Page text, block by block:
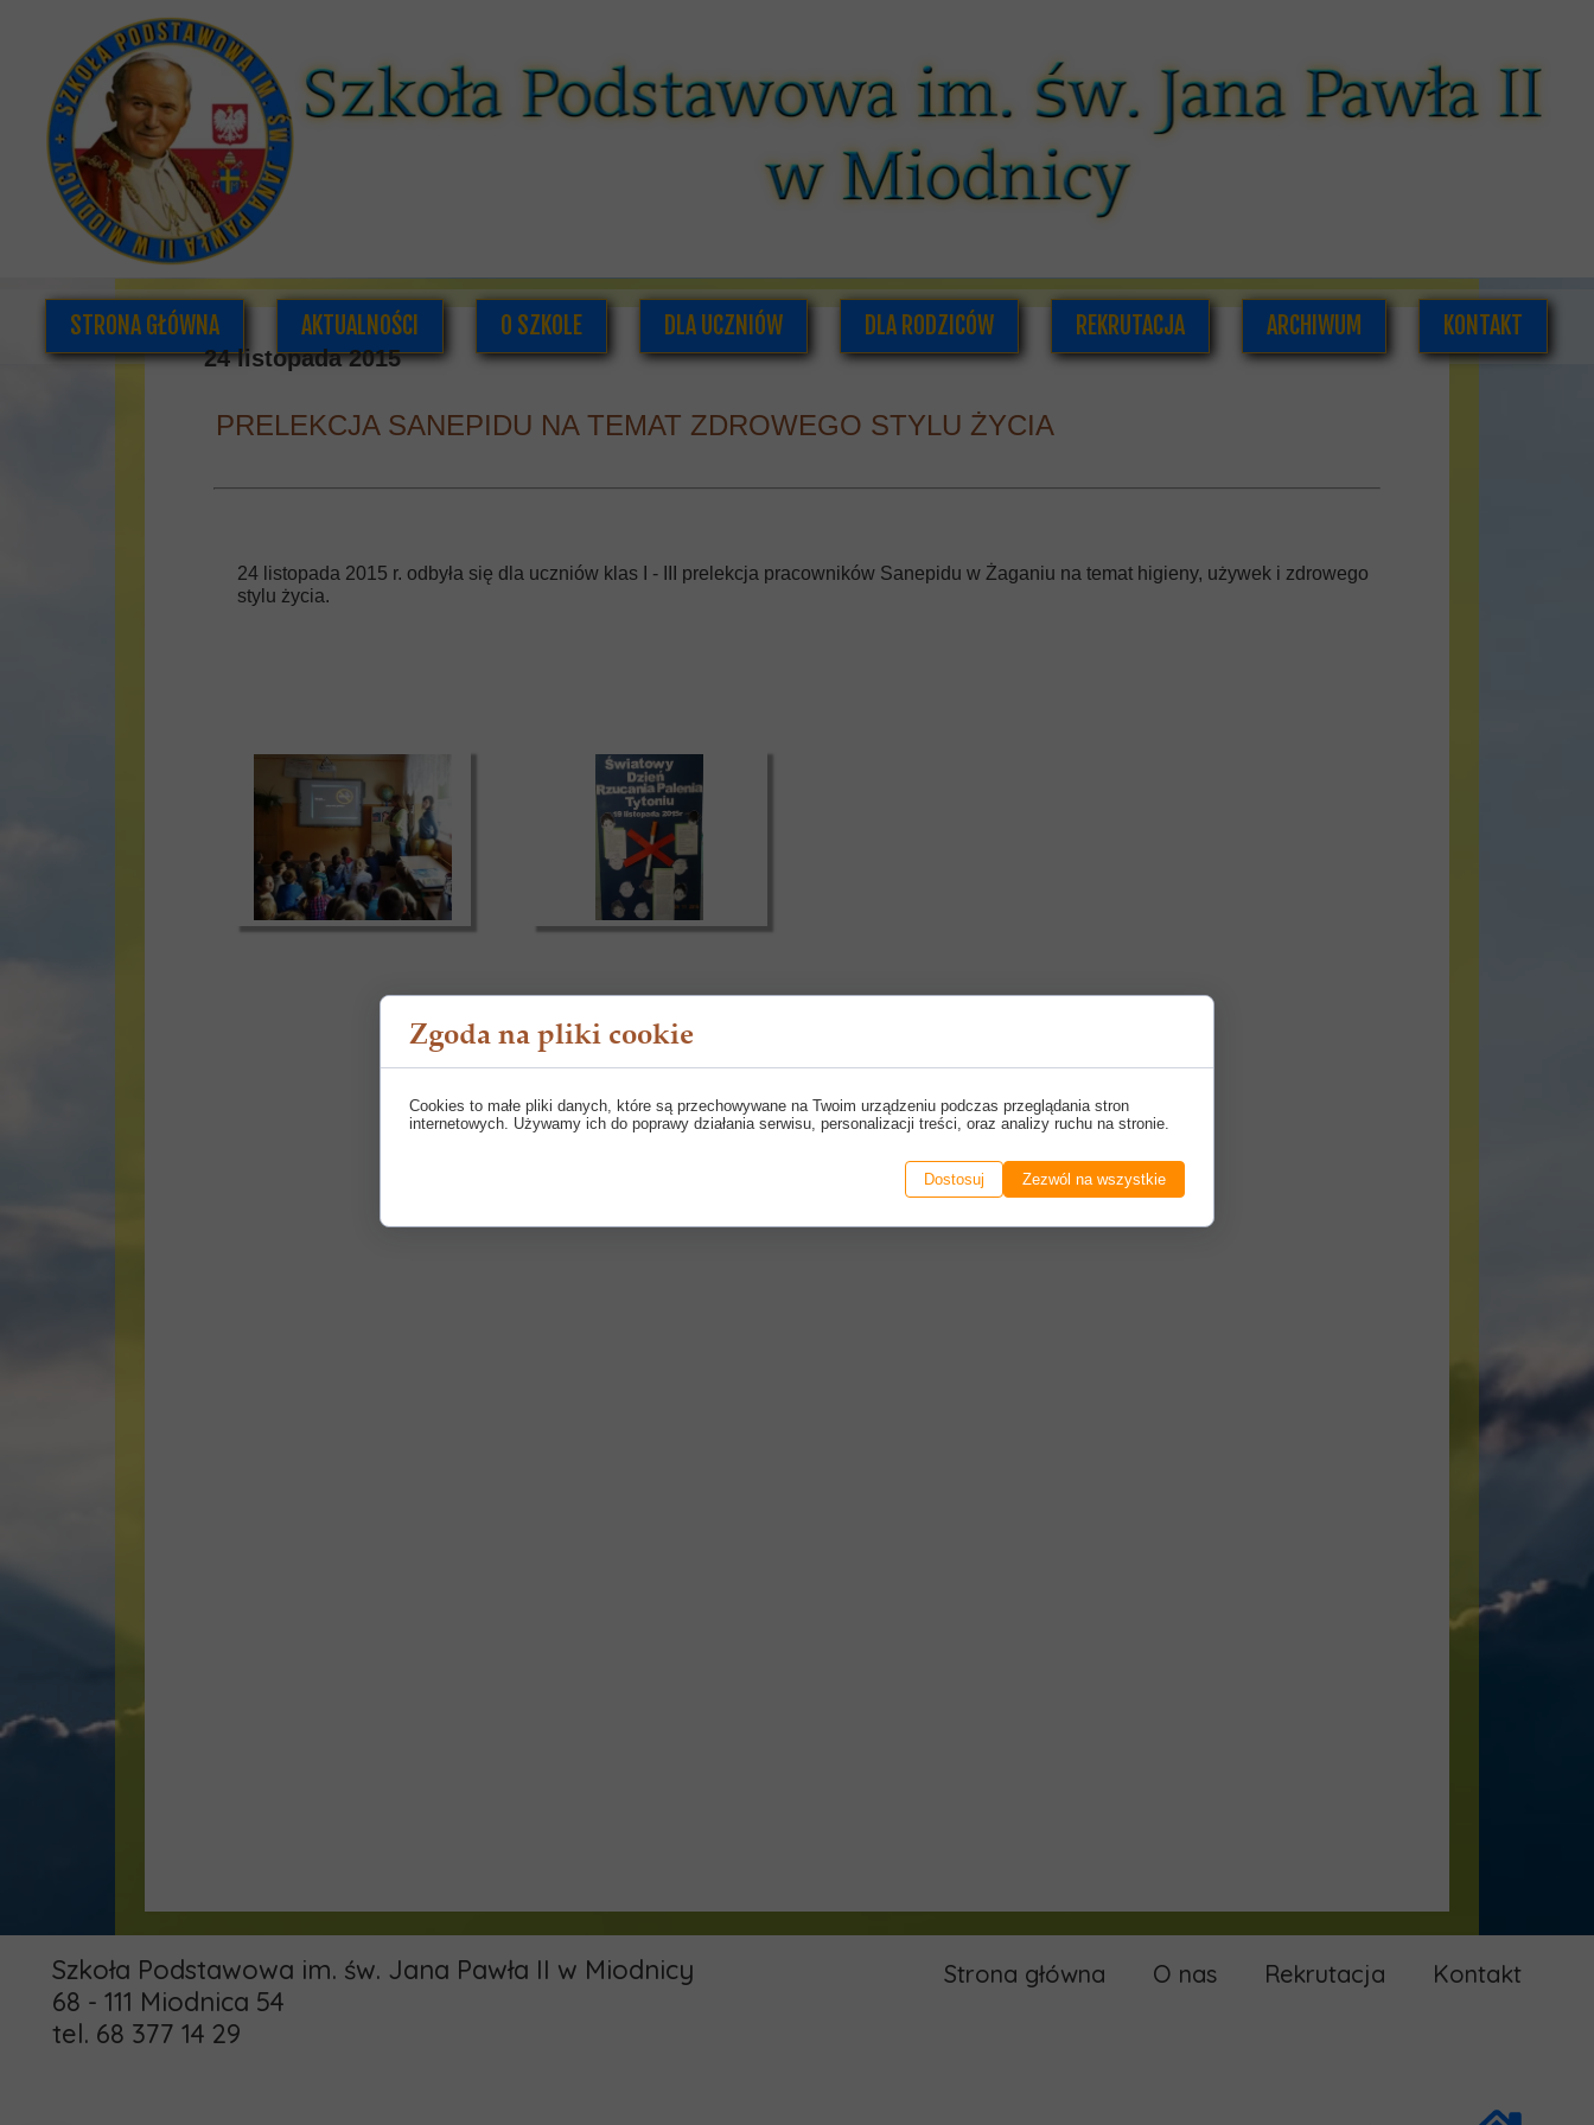
24 listopada 2015
24 listopada 2015 r. odbyła się dla uczniów klas I - III prelekcja pracowników Sanepidu w Żaganiu na temat higieny, używek i zdrowego
stylu życia.
PRELEKCJA SANEPIDU NA TEMAT ZDROWEGO STYLU ŻYCIA
STRONA GŁÓWNA AKTUALNOŚCI O SZKOLE
KADRA PEDAGOGICZNA
DLA UCZNIÓW
SAMORZĄD UCZNIOWSKI
DLA RODZICÓW
INFORMACJE DLA RODZICÓW
REKRUTACJA ARCHIWUM KONTAKT
Szkoła Podstawowa im. św. Jana Pawła II w Miodnicy
68 - 111 Miodnica 54
tel. 68 377 14 29
Strona główna O nas Rekrutacja Kontakt
Zgoda na pliki cookie
Cookies to małe pliki danych, które są przechowywane na Twoim urządzeniu podczas przeglądania stron
internetowych. Używamy ich do poprawy działania serwisu, personalizacji treści, oraz analizy ruchu na stronie.
Dostosuj Zezwól na wszystkie